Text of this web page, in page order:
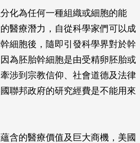
化為任何一種組織或細胞的能
醫療潛力，自從科學家們可以成
細胞後，隨即引發科學界對於幹
為胚胎幹細胞是由受精卵胚胎或
涉到宗教信仰、社會道德及法律
聯邦政府的研究經費是不能用來
含的醫療價值及巨大商機，美國